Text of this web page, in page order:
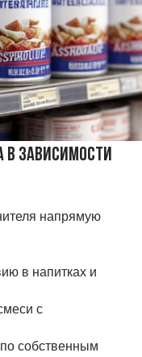
в зависимости
напрямую
в напитках и
с
собственным